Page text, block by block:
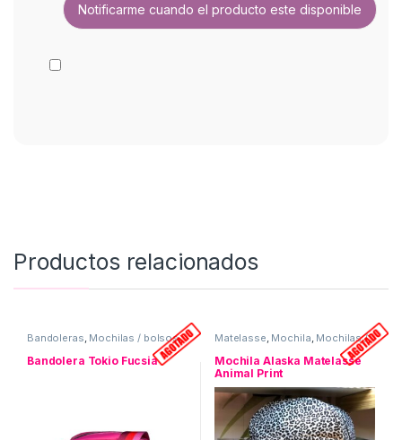
Productos relacionados
Bandoleras, Mochilas / bolsos,
Bandolera Tokio Fucsia
Matelasse, Mochila, Mochilas /
Mochila Alaska Matelasse
Animal Print